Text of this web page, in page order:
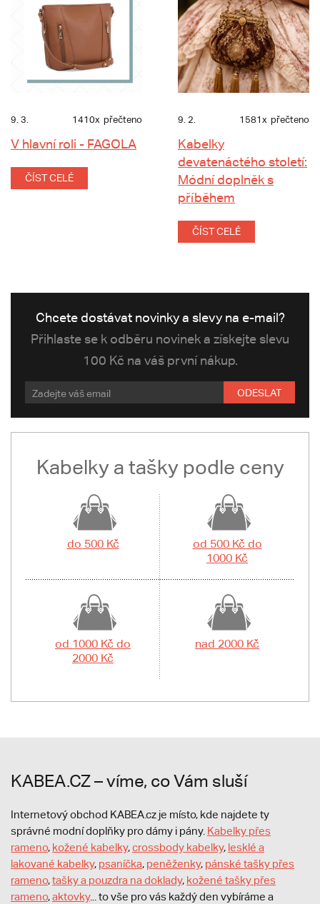
9. 3. 1410x přečteno
V hlavní roli - FAGOLA
ČÍST CELÉ
9. 2. 1581x přečteno
Kabelky
devatenáctého století:
Módní doplněk s
příběhem
ČÍST CELÉ
Chcete dostávat novinky a slevy na e-mail?
Přihlaste se k odběru novinek a získejte slevu
100 Kč na váš první nákup.
ODESLAT
Kabelky a tašky podle ceny
do 500 Kč
od 500 Kč do
1000 Kč
od 1000 Kč do
2000 Kč
nad 2000 Kč
KABEA.CZ – víme, co Vám sluší
Internetový obchod KABEA.cz je místo, kde najdete ty
správné modní doplňky pro dámy i pány. Kabelky přes
rameno, kožené kabelky,crossbody kabelky, lesklé a
lakované kabelky, psaníčka, peněženky, pánské tašky přes
rameno,tašky a pouzdra na doklady, kožené tašky přes
rameno,aktovky... to vše pro vás každý den vybíráme a